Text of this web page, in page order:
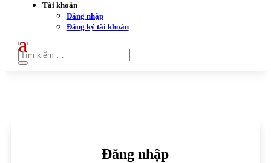
Tài khoản
Đăng nhập
Đăng ký tài khoản
Đăng nhập